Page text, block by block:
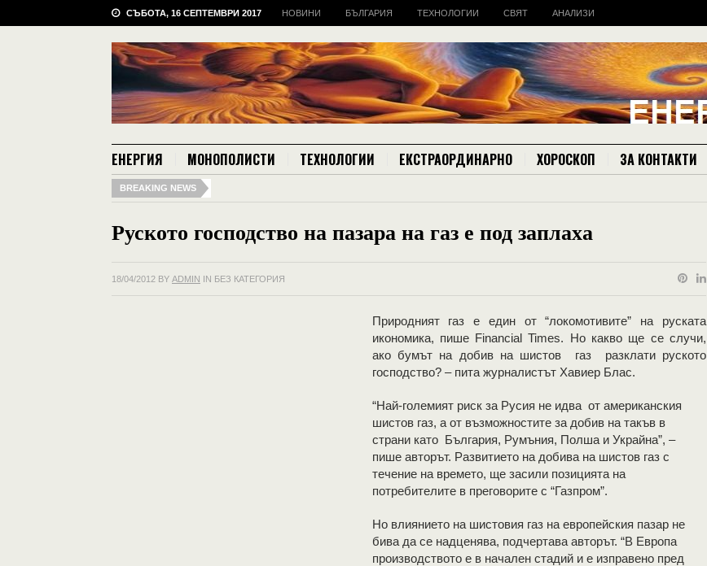
СЪБОТА, 16 СЕПТЕМВРИ 2017 НОВИНИ БЪЛГАРИЯ ТЕХНОЛОГИИ СВЯТ АНАЛИЗИ
ЕНЕРГИЯ МОНОПОЛИСТИ ТЕХНОЛОГИИ ЕКСТРАОРДИНАРНО ХОРОСКОП ЗА КОНТАКТИ
BREAKING NEWS
Руското господство на пазара на газ е под заплаха
18/04/2012 BY ADMIN IN БЕЗ КАТЕГОРИЯ
Природният газ е един от “локомотивите” на руската
икономика, пише Financial Times. Но какво ще се случи,
ако бумът на добив на шистов газ разклати руското
господство? – пита журналистът Хавиер Блас.
“Най-големият риск за Русия не идва от американския
шистов газ, а от възможностите за добив на такъв в
страни като България, Румъния, Полша и Украйна”, –
пише авторът. Развитието на добива на шистов газ с
течение на времето, ще засили позицията на
потребителите в преговорите с “Газпром”.
Но влиянието на шистовия газ на европейския пазар не
бива да се надценява, подчертава авторът. “В Европа
производството е в начален стадий и е изправено пред